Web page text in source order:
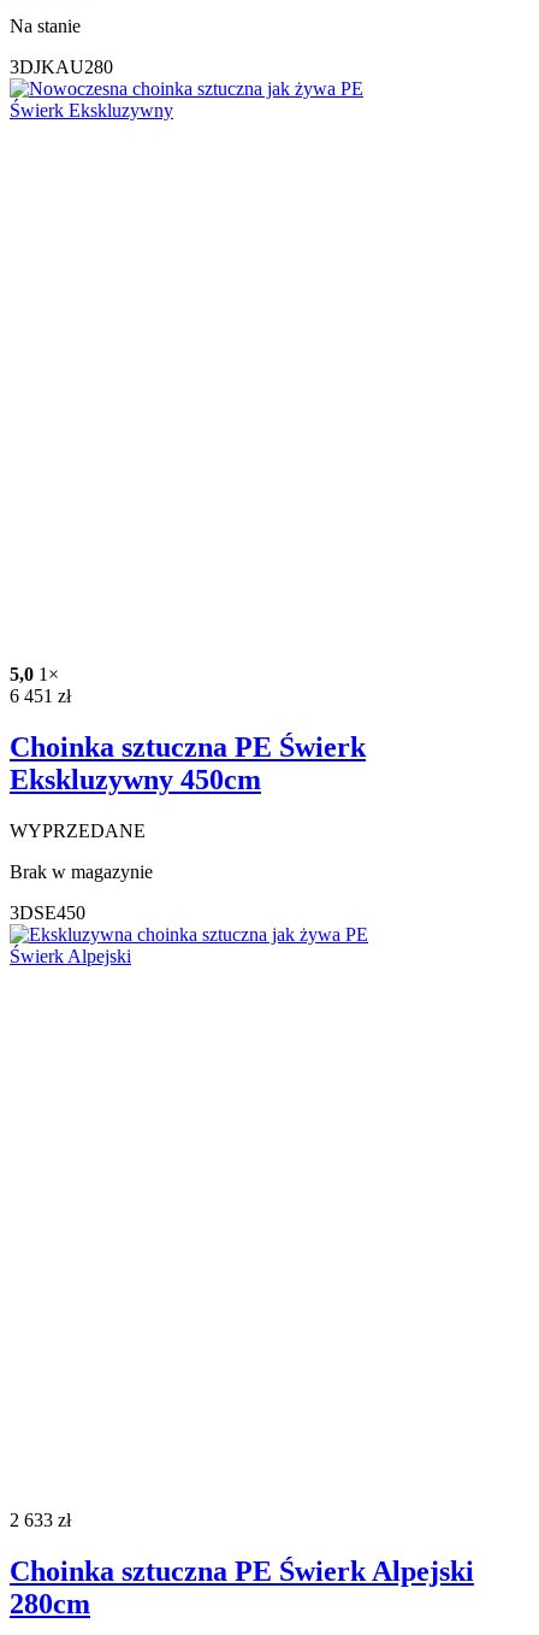
Na stanie
3DJKAU280
5,0 1×
6 451 zł
Choinka sztuczna PE Świerk
Ekskluzywny 450cm
WYPRZEDANE
Brak w magazynie
3DSE450
2 633 zł
Choinka sztuczna PE Świerk Alpejski
280cm